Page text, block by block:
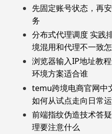
先固定账号状态，再
务
分布式代理调度 实践
境混用和代理不一致
浏览器输入IP地址教
环境方案适合谁
temu跨境电商官网中
如何从试点走向日常
前端指纹伪造技术答
理要注意什么